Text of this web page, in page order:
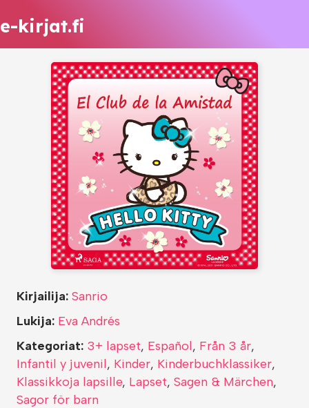
e-kirjat.fi
Kirjailija: Sanrio
Lukija: Eva Andrés
Kategoriat: 3+ lapset, Español, Från 3 år,
Infantil y juvenil, Kinder, Kinderbuchklassiker,
Klassikkoja lapsille, Lapset, Sagen & Märchen,
Sagor för barn